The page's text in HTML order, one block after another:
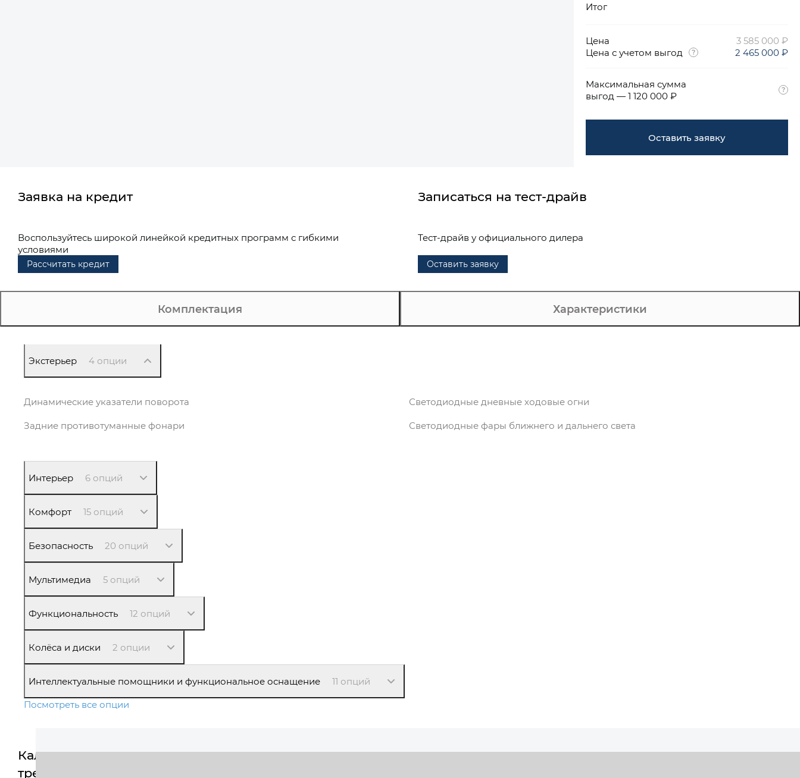
Итог
Цена
3 585 000 ₽
Цена с учетом выгод
2 465 000 ₽
Максимальная сумма
выгод — 1 120 000 ₽
Оставить заявку
Заявка на кредит
Воспользуйтесь широкой линейкой кредитных программ с гибкими
условиями
Рассчитать кредит
Записаться на тест-драйв
Тест-драйв у официального дилера
Оставить заявку
Комплектация Характеристики
Экстерьер 4 опции
Динамические указатели поворота
Задние противотуманные фонари
Светодиодные дневные ходовые огни
Светодиодные фары ближнего и дальнего света
Интерьер 6 опций
Комфорт 15 опций
Безопасность 20 опций
Мультимедиа 5 опций
Функциональность 12 опций
Колёса и диски 2 опции
Интеллектуальные помощники и функциональное оснащение
11 опций
Посмотреть все опции
Калькулятор
трейд-ин